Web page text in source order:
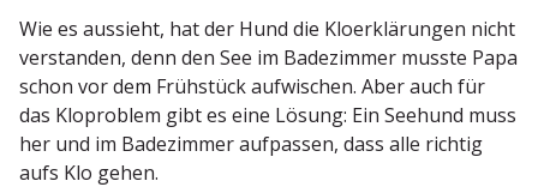
Wie es aussieht, hat der Hund die Kloer­klä­rungen nicht
verstanden, denn den See im Badezimmer musste Papa
schon vor dem Frühstück aufwi­schen. Aber auch für
das Kloproblem gibt es eine Lösung: Ein Seehund muss
her und im Badezimmer aufpassen, dass alle richtig
aufs Klo gehen.